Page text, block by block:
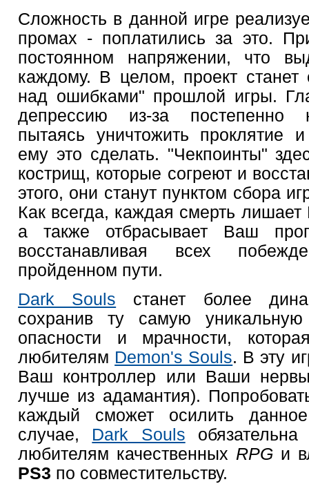
Сложность в данной игре
промах - поплатились за это.
постоянном напряжении, что
каждому. В целом, проект станет
над ошибками" прошлой игры.
депрессию из-за постепенно
пытаясь уничтожить проклятие
ему это сделать. "Чекпоинты"
кострищ, которые согреют и
этого, они станут пунктом сбора
Как всегда, каждая смерть
а также отбрасывает Ваш
восстанавливая всех
пройденном пути.
Dark Souls станет более
сохранив ту самую
опасности и мрачности,
любителям Demon's Souls. В эту
Ваш контроллер или Ваши
лучше из адамантия).
каждый сможет осилить
случае, Dark Souls
любителям качественных RPG и
PS3 по совместительству.